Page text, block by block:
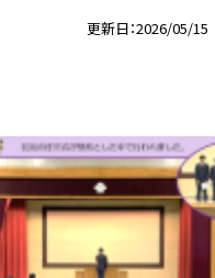
更新日 2026/05/15